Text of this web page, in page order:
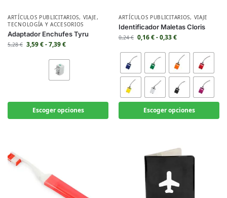
ARTÍCULOS PUBLICITARIOS, VIAJE,
TECNOLOGÍA Y ACCESORIOS
Adaptador Enchufes Tyru
5,28€ 3,59€-7,39€
Escoger opciones
ARTÍCULOS PUBLICITARIOS, VIAJE
Identificador Maletas Cloris
0,24€ 0,16€-0,33€
Escoger opciones